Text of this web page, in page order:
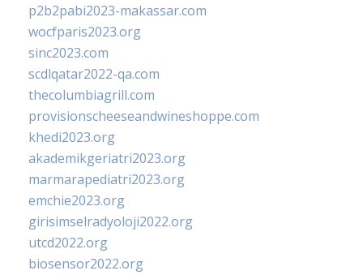
p2b2pabi2023-makassar.com
wocfparis2023.org
sinc2023.com
scdlqatar2022-qa.com
thecolumbiagrill.com
provisionscheeseandwineshoppe.com
khedi2023.org
akademikgeriatri2023.org
marmarapediatri2023.org
emchie2023.org
girisimselradyoloji2022.org
utcd2022.org
biosensor2022.org